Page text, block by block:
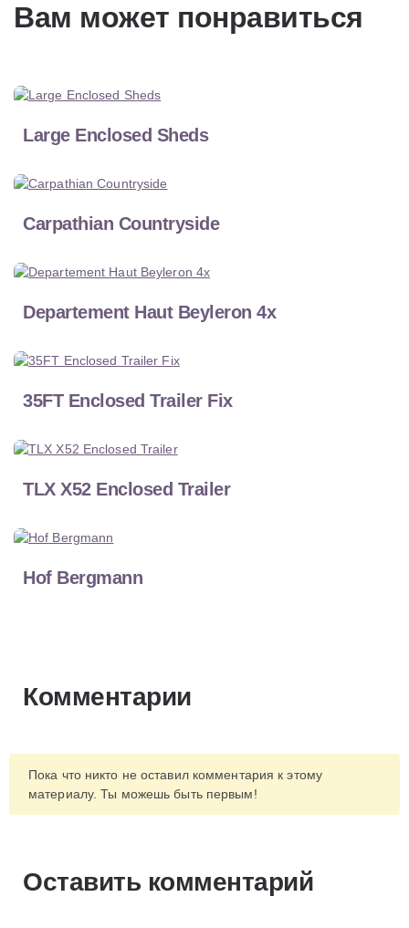
Вам может понравиться
Large Enclosed Sheds
Carpathian Countryside
Departement Haut Beyleron 4x
35FT Enclosed Trailer Fix
TLX X52 Enclosed Trailer
Hof Bergmann
Комментарии
Пока что никто не оставил комментария к этому
материалу. Ты можешь быть первым!
Оставить комментарий